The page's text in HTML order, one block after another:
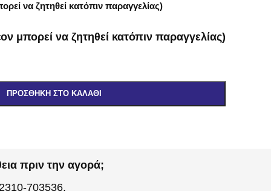
να ζητηθεί κατόπιν παραγγελίας)
μπορεί να ζητηθεί κατόπιν παραγγελίας)
ΠΡΟΣΘΉΚΗ ΣΤΟ ΚΑΛΆΘΙ
πριν την αγορά;
703536.